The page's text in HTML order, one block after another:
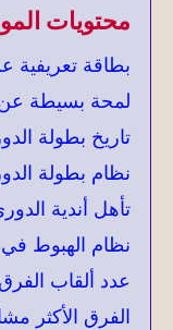
محتويات
بطاقة تعريفية
لمحة بسيطة عن
تاريخ بطولة
نظام بطولة
تأهل أندية
نظام الهبوط في
عدد ألقاب
الفرق الأكثر